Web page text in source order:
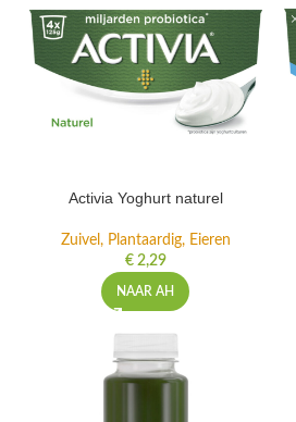
Activia Yoghurt naturel
Zuivel, Plantaardig, Eieren
€2,29
NAAR AH